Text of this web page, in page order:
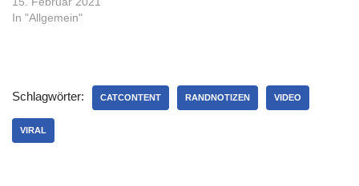
Sache mit der Bratpfanne.
February 1, 2021 Infos für
an@OllerQuestenman
@1Onod @eiszimtstern —
In "Allgemein"
Schlagwörter: CATCONTENT RANDNOTIZEN VIDEO
VIRAL